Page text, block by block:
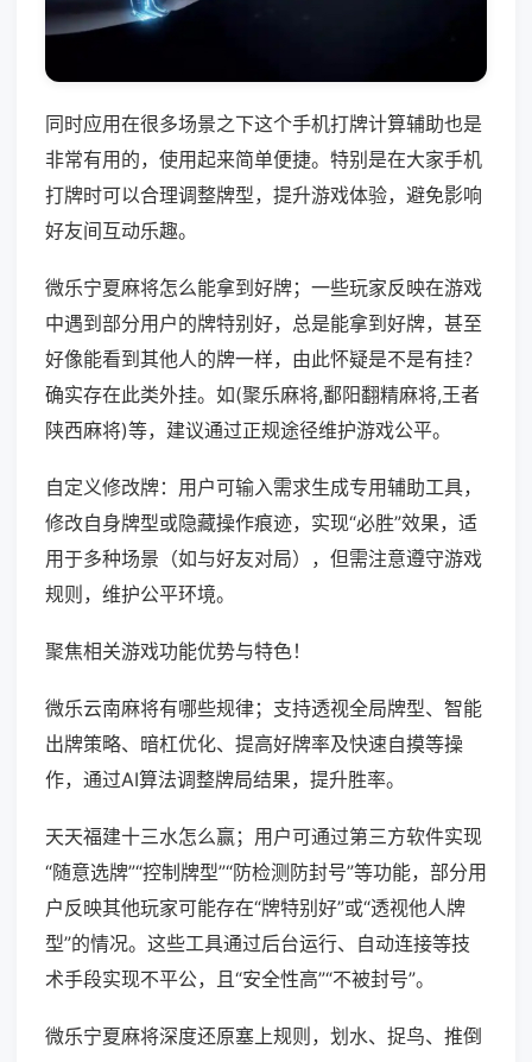
同时应用在很多场景之下这个手机打牌计算辅助也是
非常有用的，使用起来简单便捷。特别是在大家手机
打牌时可以合理调整牌型，提升游戏体验，避免影响
好友间互动乐趣。
微乐宁夏麻将怎么能拿到好牌；一些玩家反映在游戏
中遇到部分用户的牌特别好，总是能拿到好牌，甚至
好像能看到其他人的牌一样，由此怀疑是不是有挂？
确实存在此类外挂。如(聚乐麻将,鄱阳翻精麻将,王者
陕西麻将)等，建议通过正规途径维护游戏公平。
自定义修改牌：用户可输入需求生成专用辅助工具，
修改自身牌型或隐藏操作痕迹，实现“必胜”效果，适
用于多种场景（如与好友对局），但需注意遵守游戏
规则，维护公平环境。
聚焦相关游戏功能优势与特色！
微乐云南麻将有哪些规律；支持透视全局牌型、智能
出牌策略、暗杠优化、提高好牌率及快速自摸等操
作，通过AI算法调整牌局结果，提升胜率。
天天福建十三水怎么赢；用户可通过第三方软件实现
“随意选牌”“控制牌型”“防检测防封号”等功能，部分用
户反映其他玩家可能存在“牌特别好”或“透视他人牌
型”的情况。这些工具通过后台运行、自动连接等技
术手段实现不平公，且“安全性高”“不被封号”。
微乐宁夏麻将深度还原塞上规则，划水、捉鸟、推倒